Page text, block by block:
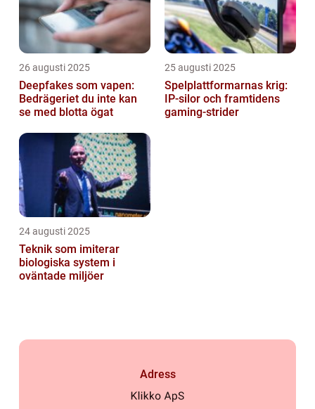
26 augusti 2025
Deepfakes som vapen:
Bedrägeriet du inte kan
se med blotta ögat
25 augusti 2025
Spelplattformarnas krig:
IP‑silor och framtidens
gaming‑strider
24 augusti 2025
Teknik som imiterar
biologiska system i
oväntade miljöer
Adress